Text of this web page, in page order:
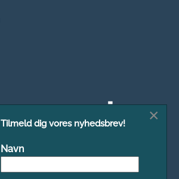
×
Tilmeld dig vores nyhedsbrev!
Navn